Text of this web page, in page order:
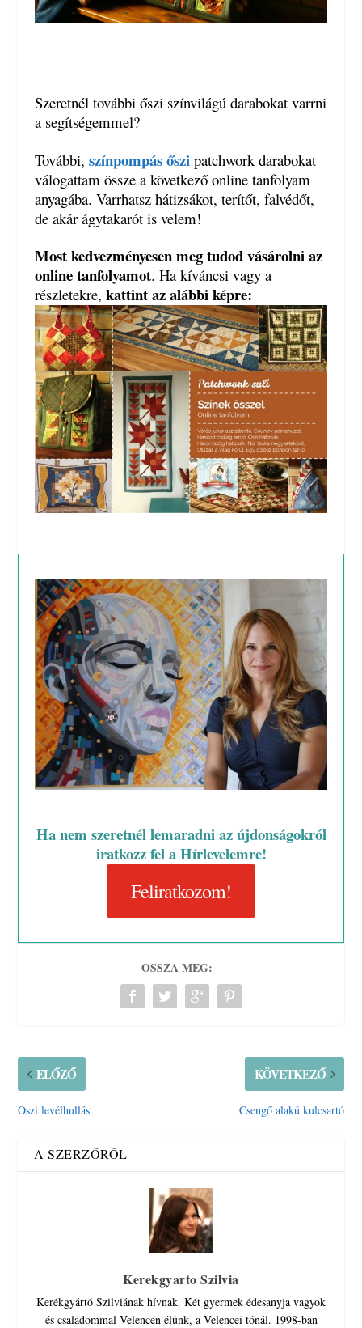
Szeretnél további őszi színvilágú darabokat varrni
a segítségemmel?
További, színpompás őszi patchwork darabokat
válogattam össze a következő online tanfolyam
anyagába. Varrhatsz hátizsákot, terítőt, falvédőt,
de akár ágytakarót is velem!
Most kedvezményesen meg tudod vásárolni az
online tanfolyamot. Ha kíváncsi vagy a
részletekre, kattint az alábbi képre:
Ha nem szeretnél lemaradni az újdonságokról
iratkozz fel a Hírlevelemre!
Feliratkozom!
OSSZA MEG:
ELŐZŐ
Őszi levélhullás
KÖVETKEZŐ
Csengő alakú kulcsartó
A SZERZŐRŐL
Kerekgyarto Szilvia
Kerékgyártó Szilviának hívnak. Két gyermek édesanyja vagyok
és családommal Velencén élünk, a Velencei tónál. 1998-ban